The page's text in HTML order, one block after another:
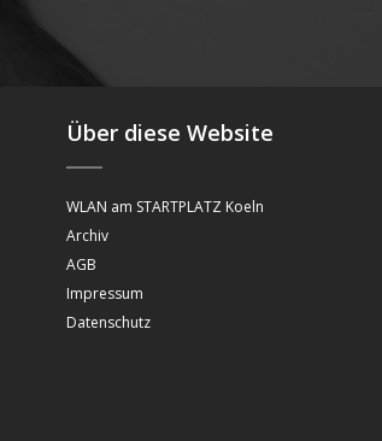
Über diese Website
WLAN am STARTPLATZ Koeln
Archiv
AGB
Impressum
Datenschutz